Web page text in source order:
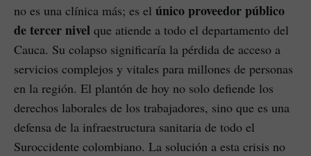
no es una clínica más; es el único proveedor público
de tercer nivel que atiende a todo el departamento del
Cauca. Su colapso significaría la pérdida de acceso a
servicios complejos y vitales para millones de personas
en la región. El plantón de hoy no solo defiende los
derechos laborales de los trabajadores, sino que es una
defensa de la infraestructura sanitaria de todo el
Suroccidente colombiano. La solución a esta crisis no